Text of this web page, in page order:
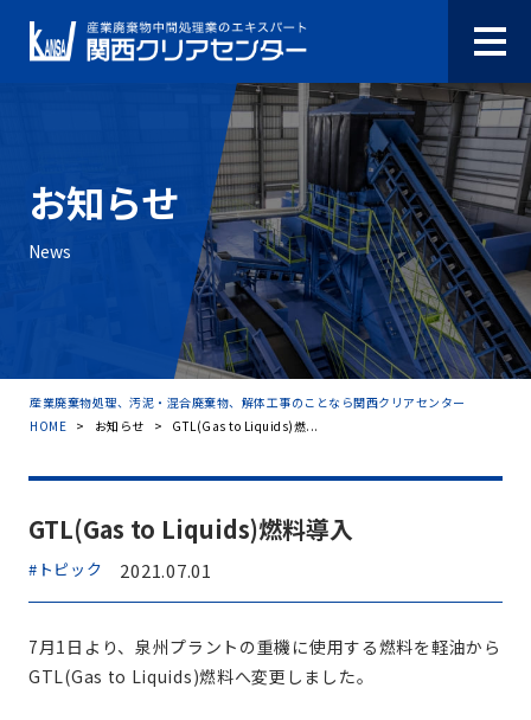
お知らせ
News
産業廃棄物処理、汚泥・混合廃棄物、解体工事のことなら関西クリアセンター
HOME > お知らせ > GTL(Gas to Liquids)燃...
GTL(Gas to Liquids)燃料導入
#トピック 2021.07.01
7月1日より、泉州プラントの重機に使用する燃料を軽油から
GTL(Gas to Liquids)燃料へ変更しました。